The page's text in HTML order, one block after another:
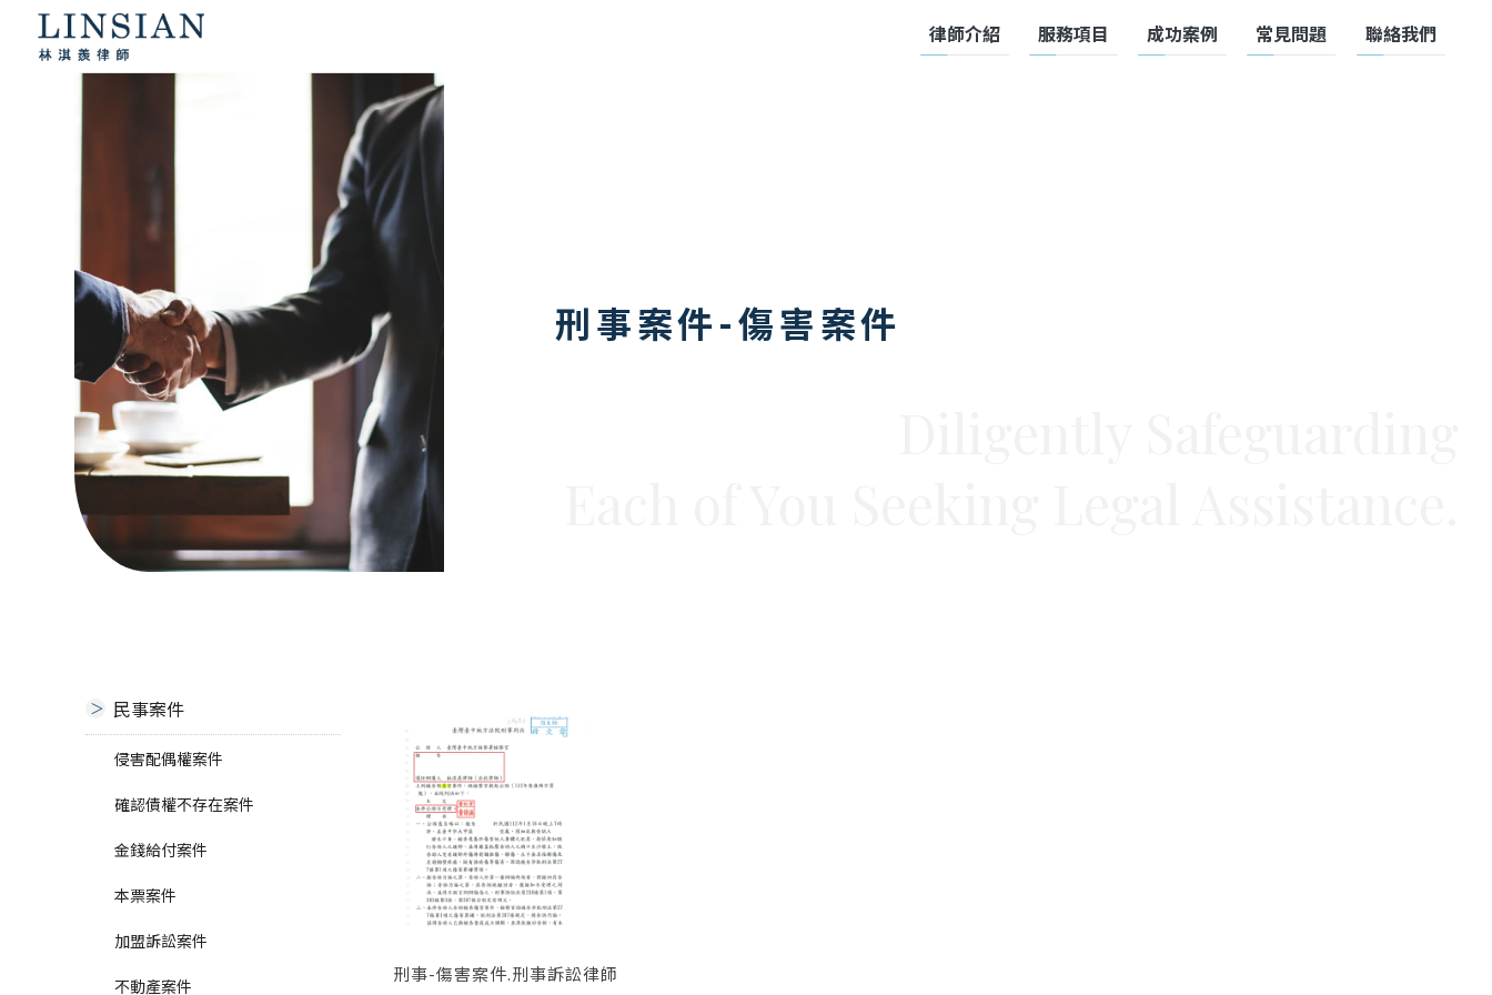
律師介紹 服務項目 成功案例 常見問題 聯絡我們
刑事案件-傷害案件
民事案件
侵害配偶權案件
確認債權不存在案件
金錢給付案件
本票案件
加盟訴訟案件
不動產案件
刑事-傷害案件.刑事訴訟律師